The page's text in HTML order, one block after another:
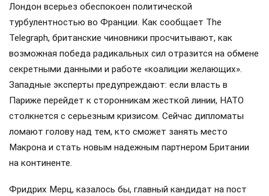
Лондон всерьез обеспокоен политической
турбулентностью во Франции. Как сообщает The
Telegraph, британские чиновники просчитывают, как
возможная победа радикальных сил отразится на обмене
секретными данными и работе «коалиции желающих».
Западные эксперты предупреждают: если власть в
Париже перейдет к сторонникам жесткой линии, НАТО
столкнется с серьезным кризисом. Сейчас дипломаты
ломают голову над тем, кто сможет занять место
Макрона и стать новым надежным партнером Британии
на континенте.
Фридрих Мерц, казалось бы, главный кандидат на пост